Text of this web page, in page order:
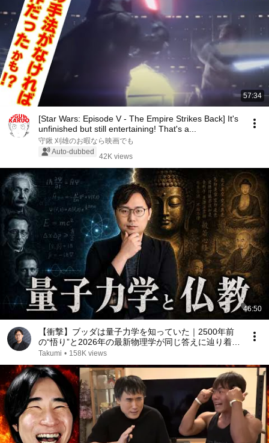
57:34
[Star Wars: Episode V - The Empire Strikes Back] It's
unfinished but still entertaining! That's a...
守鍬 刈雄のお暇なら映画でも
Auto-dubbed
42K views
46:50
【衝撃】ブッダは量子力学を知っていた｜2500年前
の“悟り”と2026年の最新物理学が同じ答えに辿り着い
た
Takumi • 158K views